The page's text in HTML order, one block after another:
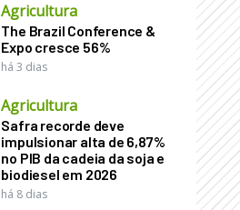
Agricultura
The Brazil Conference &
Expo cresce 56%
há 3 dias
Agricultura
Safra recorde deve
impulsionar alta de 6,87%
no PIB da cadeia da soja e
biodiesel em 2026
há 8 dias